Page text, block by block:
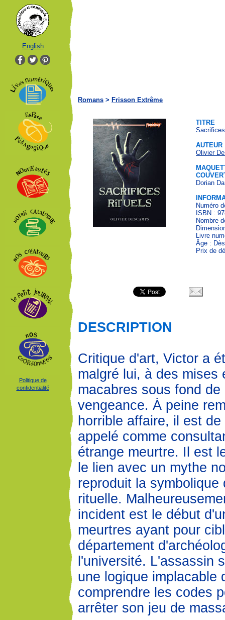
English
Politique de
confidentialité
Romans > Frisson Extrême
TITRE
AUTEUR
Olivier
Dorian
Numéro
ISBN :
Nombre
Livre
Âge :
Prix de
DESCRIPTION
Critique d'art, Victor a
malgré lui, à des mises
macabres sous fond de
vengeance. À peine
horrible affaire, il est
appelé comme
étrange meurtre. Il est
le lien avec un mythe
reproduit la symbolique
rituelle.
incident est le début
meurtres ayant pour
département
l'université. L'assassin
une logique implacable
comprendre les codes
arrêter son jeu de